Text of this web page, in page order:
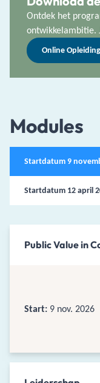
Ontdek het
ontwikkelambitie.
Online
Modules
Startdatum 9
Startdatum 12 april
Public Value in
Start: 9 nov. 2026